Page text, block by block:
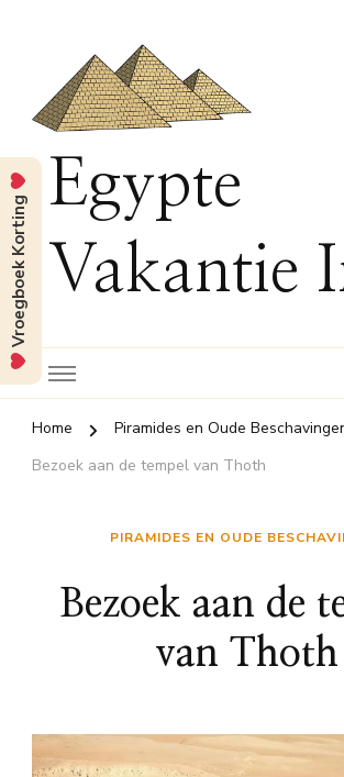
Egypte
Vakantie
Home
Piramides en Oude
Bezoek aan de tempel van Thoth
PIRAMIDES EN OUDE
Bezoek aan de
van Thoth
Vroegboek Korting